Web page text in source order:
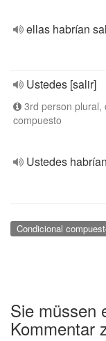
ellas habrían
Ustedes [salir]
3rd person plural,
compuesto
Ustedes
Condicional
Sie müssen
Kommentar